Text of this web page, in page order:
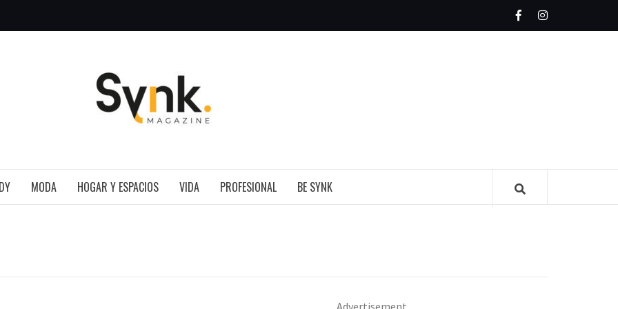
FacebookInstagram
MODA HOGAR Y ESPACIOS VIDA PROFESIONAL BE SYNK
Advertisement